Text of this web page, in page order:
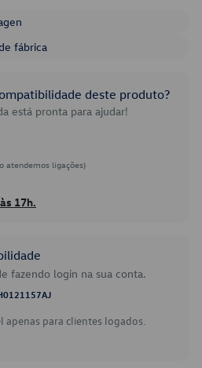
fábrica
deste produto?
está pronta para ajudar!
atendemos ligações)
17h.
fazendo login na sua conta.
para clientes logados.